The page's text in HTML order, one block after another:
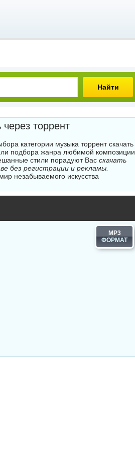
Найти
торрент
категории музыка торрент скачать
подбора жанра любимой композиции,
стили порадуют Вас скачать
без регистрации и рекламы.
незабываемого искусства
MP3